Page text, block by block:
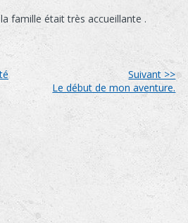
famille était très accueillante .
Suivant >>
Le début de mon aventure.